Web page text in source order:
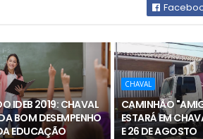
IDEB 2019: CHAVAL
BOM DESEMPENHO
EDUCAÇÃO
CHAVAL
CAMINHÃO
ESTARÁ EM
E 26 DE AGOSTO